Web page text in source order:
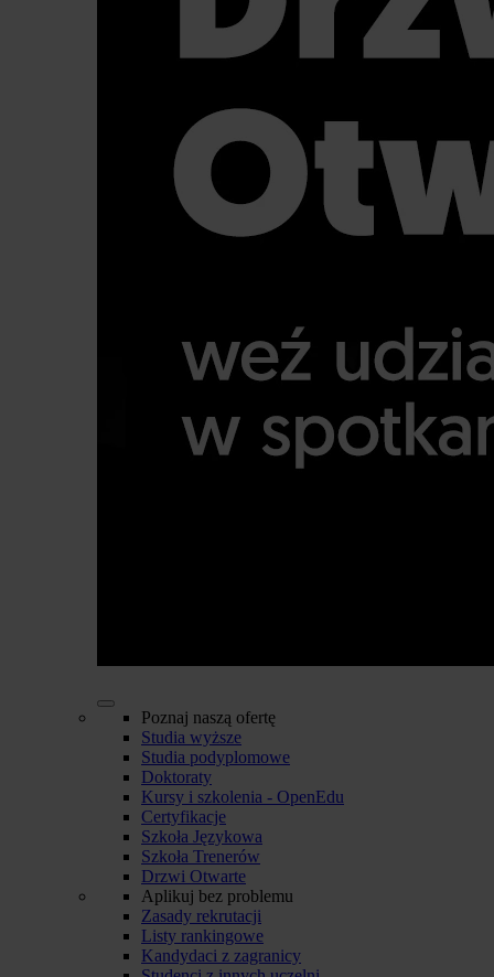
Poznaj naszą ofertę
Studia wyższe
Studia podyplomowe
Doktoraty
Kursy i szkolenia - OpenEdu
Certyfikacje
Szkoła Językowa
Szkoła Trenerów
Drzwi Otwarte
Aplikuj bez problemu
Zasady rekrutacji
Listy rankingowe
Kandydaci z zagranicy